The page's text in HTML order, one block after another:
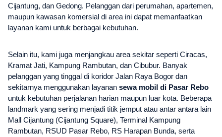
Cijantung, dan Gedong. Pelanggan dari perumahan, apartemen,
maupun kawasan komersial di area ini dapat memanfaatkan
layanan kami untuk berbagai kebutuhan.
Selain itu, kami juga menjangkau area sekitar seperti Ciracas,
Kramat Jati, Kampung Rambutan, dan Cibubur. Banyak
pelanggan yang tinggal di koridor Jalan Raya Bogor dan
sekitarnya menggunakan layanan sewa mobil di Pasar Rebo
untuk kebutuhan perjalanan harian maupun luar kota. Beberapa
landmark yang sering menjadi titik jemput atau antar antara lain
Mall Cijantung (Cijantung Square), Terminal Kampung
Rambutan, RSUD Pasar Rebo, RS Harapan Bunda, serta